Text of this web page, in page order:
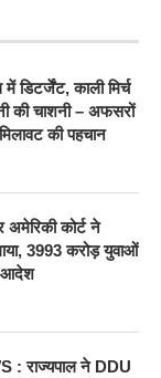
काली मिर्च
की चाशनी – अफसरों
की पहचान
कोर्ट ने
3993 करोड़ युवाओं
आदेश
: राज्यपाल ने DDU